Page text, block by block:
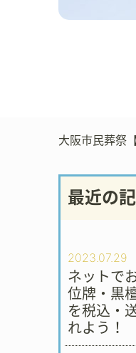
大阪市民葬祭
最近の
2023.07.29
ネットで
位牌・黒
を税込・
れよう！